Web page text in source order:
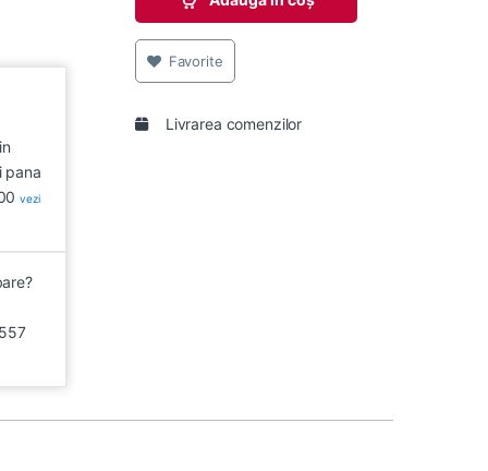
pana
vezi
Favorite
Livrarea comenzilor